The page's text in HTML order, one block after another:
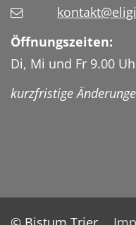
Öffnungszeiten:
Di, Mi und Fr 9.00
kurzfristige